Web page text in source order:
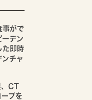
事がで
ーデン
た即時
ンチャ
、CT
プを